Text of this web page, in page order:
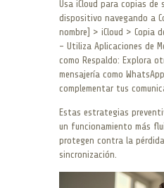
Usa iCloud para copias de
dispositivo navegando a
nombre] > iCloud > Copia
– Utiliza Aplicaciones de
como Respaldo: Explora
mensajería como
complementar tus
Estas estrategias
un funcionamiento más
protegen contra la
sincronización.